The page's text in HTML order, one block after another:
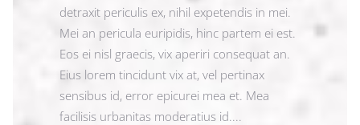
detraxit periculis ex, nihil expetendis in mei.
Mei an pericula euripidis, hinc partem ei est.
Eos ei nisl graecis, vix aperiri consequat an.
Eius lorem tincidunt vix at, vel pertinax
sensibus id, error epicurei mea et. Mea
facilisis urbanitas moderatius id....